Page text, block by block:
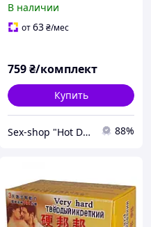
+ железный стояк
В наличии
от63₴/мес
759₴/комплект
Купить
Sex-shop "Hot Dreams" 88%